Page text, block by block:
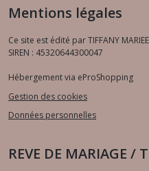
Mentions légales
Ce site est édité par TIFFANY
SIREN : 45320644300047
Hébergement via eProShopping
Gestion des cookies
Données personnelles
REVE DE MARIAGE /